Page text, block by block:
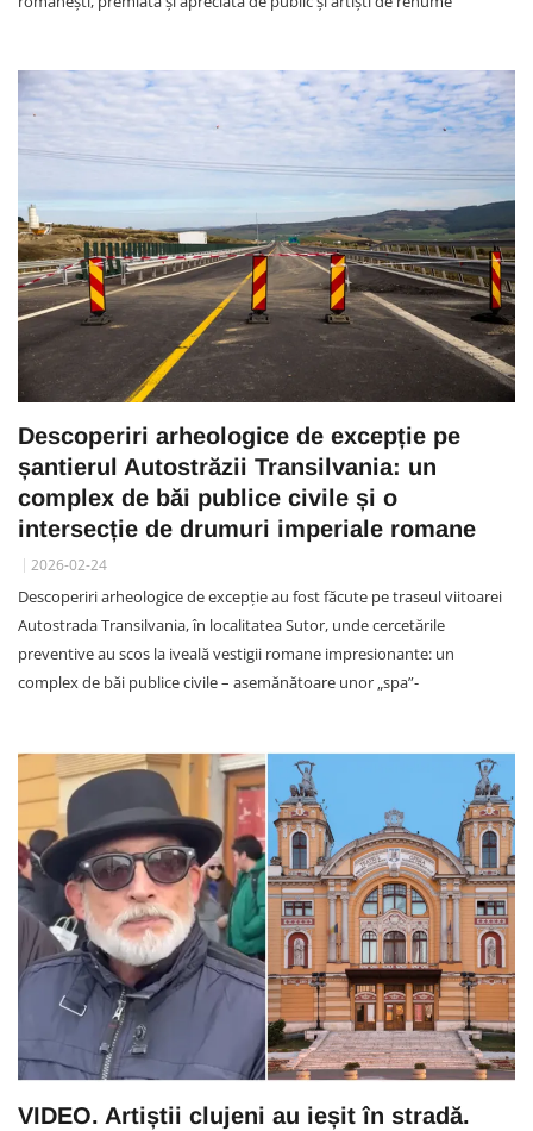
Descoperiri arheologice de excepție pe
șantierul Autostrăzii Transilvania: un
complex de băi publice civile și o
intersecție de drumuri imperiale romane
2026-02-24
Descoperiri arheologice de excepție au fost făcute pe traseul viitoarei
Autostrada Transilvania, în localitatea Sutor, unde cercetările
preventive au scos la iveală vestigii romane impresionante: un
complex de băi publice civile – asemănătoare unor „spa”-
VIDEO. Artiștii clujeni au ieșit în stradă.